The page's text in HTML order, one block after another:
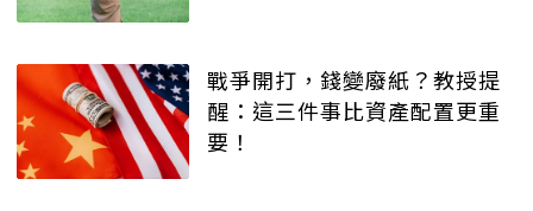
戰爭開打，錢變廢紙？教授提
醒：這三件事比資產配置更重
要！